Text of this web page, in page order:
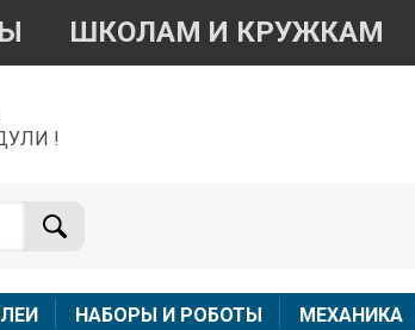
ШКОЛАМ И КРУЖКАМ
!
НАБОРЫ И РОБОТЫ МЕХАНИКА
вопросам приобретения товара
+7 968 454 17 38
звонки и аудио сообщения не обслуживаются